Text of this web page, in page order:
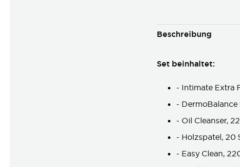
Beschreibung
Set beinhaltet:
- Intimate Extra
-
- Oil Cleanser,
- Holzspatel, 20
- Easy Clean,